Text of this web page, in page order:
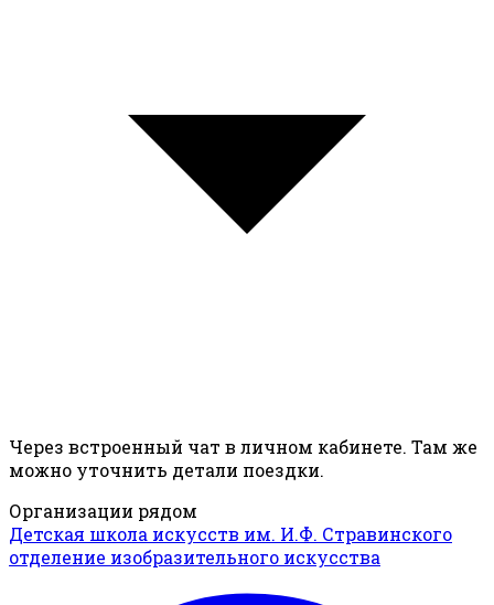
Через встроенный чат в личном кабинете. Там же
можно уточнить детали поездки.
Организации рядом
Детская школа искусств им. И.Ф. Стравинского
отделение изобразительного искусства